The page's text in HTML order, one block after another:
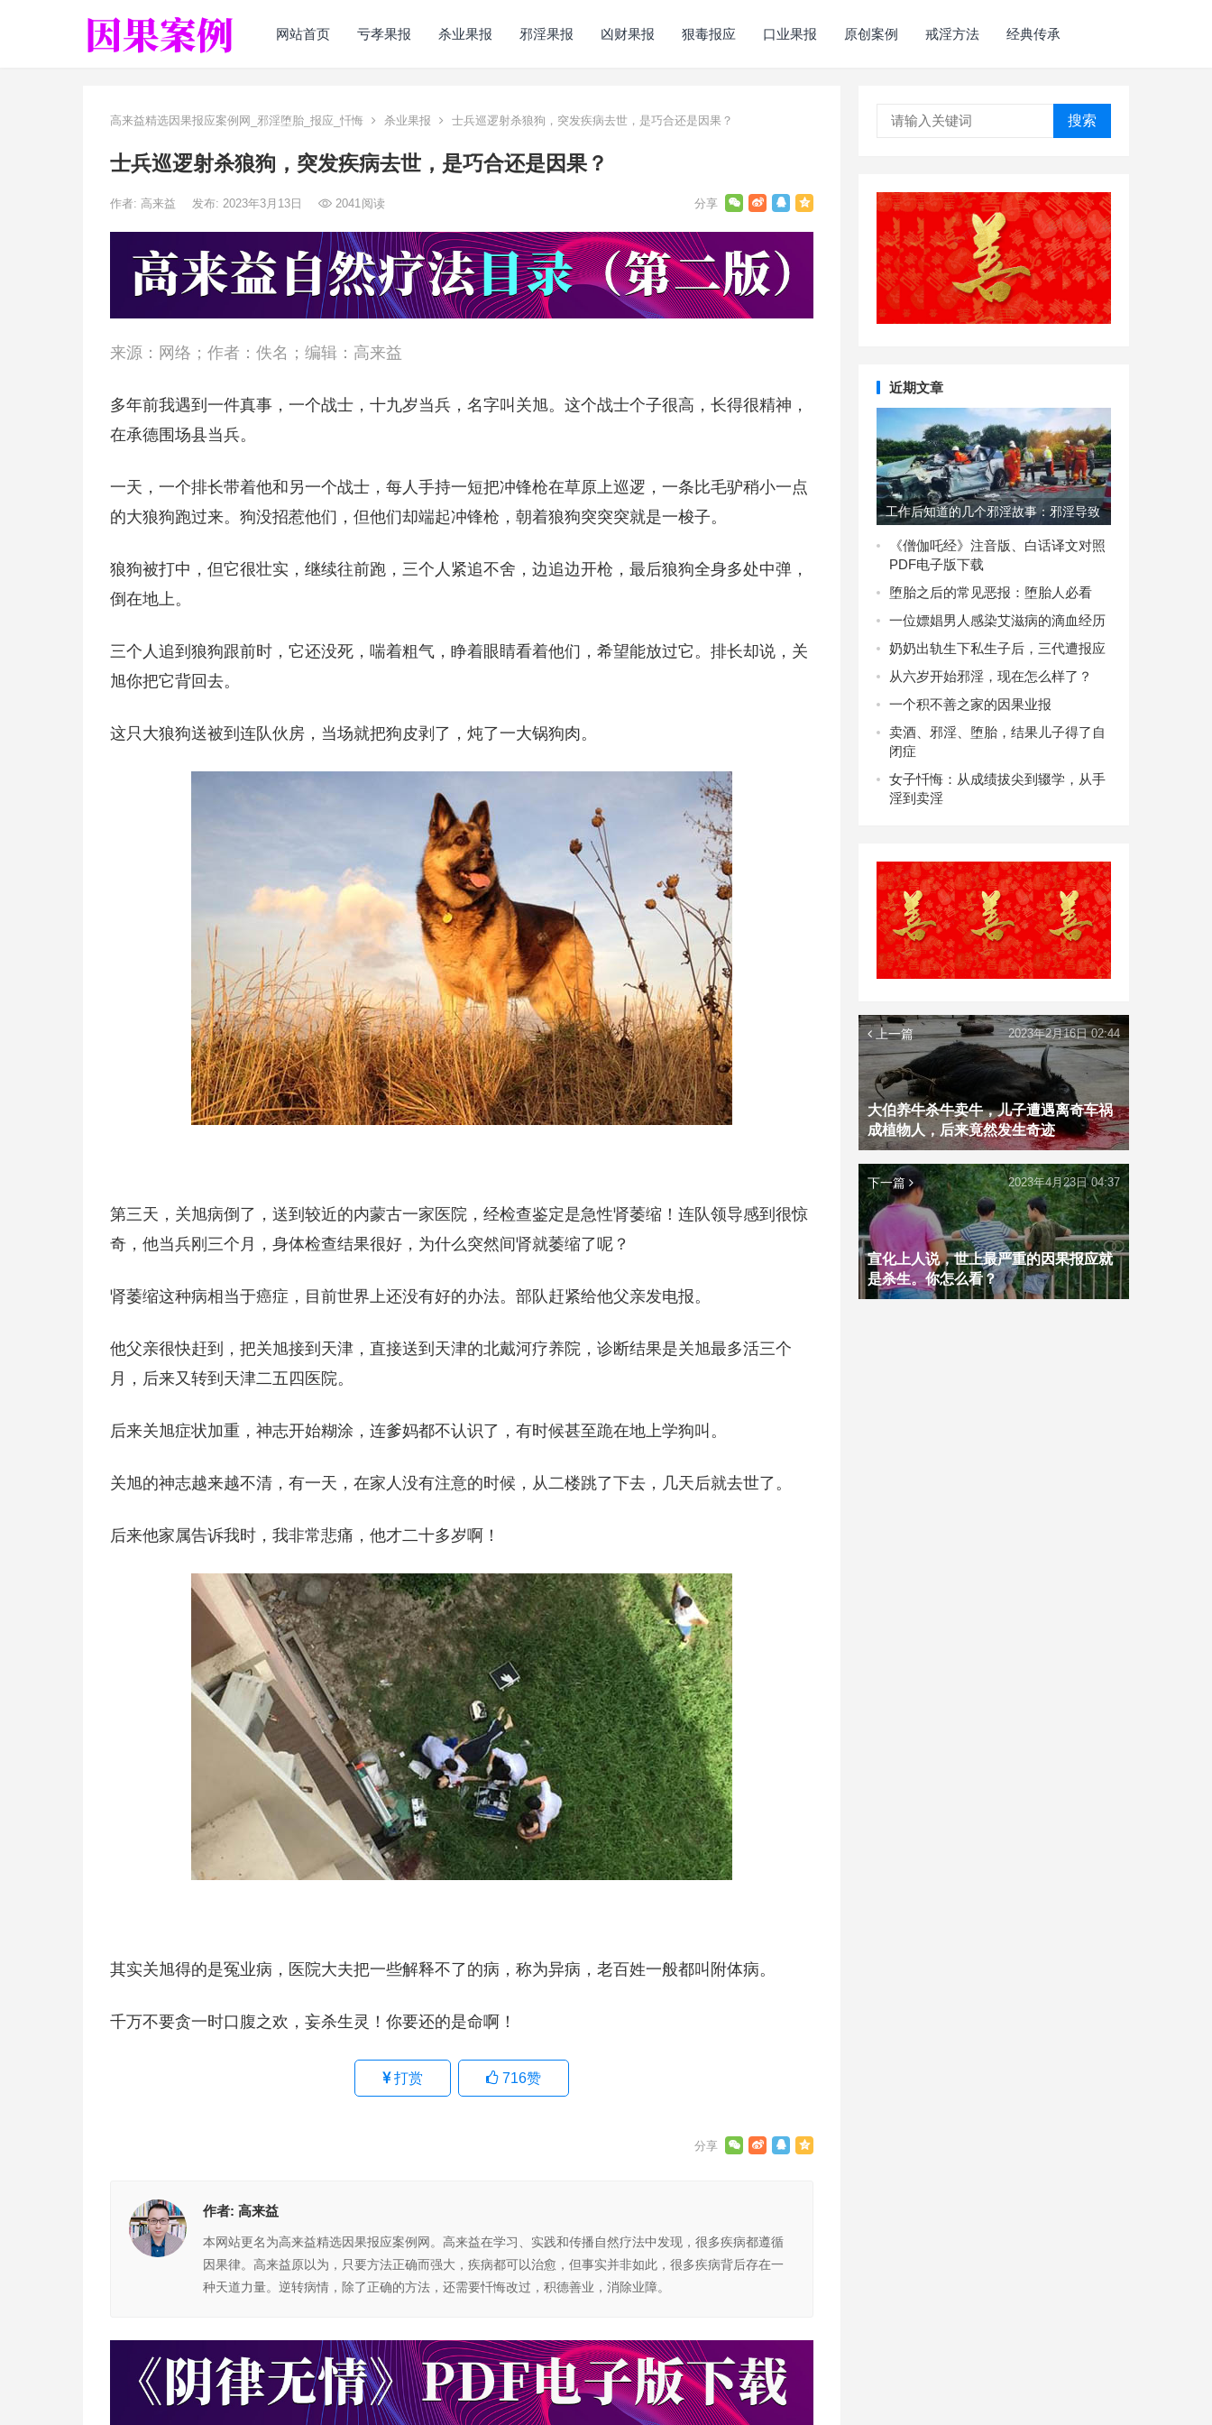
网站首页 亏孝果报 杀业果报 邪淫果报 凶财果报 狠毒报应 口业果报 原创案例 戒淫方法 经典传承
高来益精选因果报应案例网_邪淫堕胎_报应_忏悔 杀业果报 士兵巡逻射杀狼狗，突发疾病去世，是巧合还是因果？
士兵巡逻射杀狼狗，突发疾病去世，是巧合还是因果？
作者: 高来益 发布: 2023年3月13日 2041阅读
来源：网络；作者：佚名；编辑：高来益
多年前我遇到一件真事，一个战士，十九岁当兵，名字叫关旭。这个战士个子很高，长得很精神，
在承德围场县当兵。
一天，一个排长带着他和另一个战士，每人手持一短把冲锋枪在草原上巡逻，一条比毛驴稍小一点
的大狼狗跑过来。狗没招惹他们，但他们却端起冲锋枪，朝着狼狗突突突就是一梭子。
狼狗被打中，但它很壮实，继续往前跑，三个人紧追不舍，边追边开枪，最后狼狗全身多处中弹，
倒在地上。
三个人追到狼狗跟前时，它还没死，喘着粗气，睁着眼睛看着他们，希望能放过它。排长却说，关
旭你把它背回去。
这只大狼狗送被到连队伙房，当场就把狗皮剥了，炖了一大锅狗肉。
第三天，关旭病倒了，送到较近的内蒙古一家医院，经检查鉴定是急性肾萎缩！连队领导感到很惊
奇，他当兵刚三个月，身体检查结果很好，为什么突然间肾就萎缩了呢？
肾萎缩这种病相当于癌症，目前世界上还没有好的办法。部队赶紧给他父亲发电报。
他父亲很快赶到，把关旭接到天津，直接送到天津的北戴河疗养院，诊断结果是关旭最多活三个
月，后来又转到天津二五四医院。
后来关旭症状加重，神志开始糊涂，连爹妈都不认识了，有时候甚至跪在地上学狗叫。
关旭的神志越来越不清，有一天，在家人没有注意的时候，从二楼跳了下去，几天后就去世了。
后来他家属告诉我时，我非常悲痛，他才二十多岁啊！
其实关旭得的是冤业病，医院大夫把一些解释不了的病，称为异病，老百姓一般都叫附体病。
千万不要贪一时口腹之欢，妄杀生灵！你要还的是命啊！
打赏 716赞
作者: 高来益
本网站更名为高来益精选因果报应案例网。高来益在学习、实践和传播自然疗法中发现，很多疾病都遵循
因果律。高来益原以为，只要方法正确而强大，疾病都可以治愈，但事实并非如此，很多疾病背后存在一
种天道力量。逆转病情，除了正确的方法，还需要忏悔改过，积德善业，消除业障。
搜索
近期文章
工作后知道的几个邪淫故事：邪淫导致
的惨烈果报
《僧伽吒经》注音版、白话译文对照
PDF电子版下载
堕胎之后的常见恶报：堕胎人必看
一位嫖娼男人感染艾滋病的滴血经历
奶奶出轨生下私生子后，三代遭报应
从六岁开始邪淫，现在怎么样了？
一个积不善之家的因果业报
卖酒、邪淫、堕胎，结果儿子得了自
闭症
女子忏悔：从成绩拔尖到辍学，从手
淫到卖淫
上一篇
大伯养牛杀牛卖牛，儿子遭遇离奇车祸
成植物人，后来竟然发生奇迹
2023年2月16日 02:44
下一篇
宣化上人说，世上最严重的因果报应就
是杀生。你怎么看？
2023年4月23日 04:37